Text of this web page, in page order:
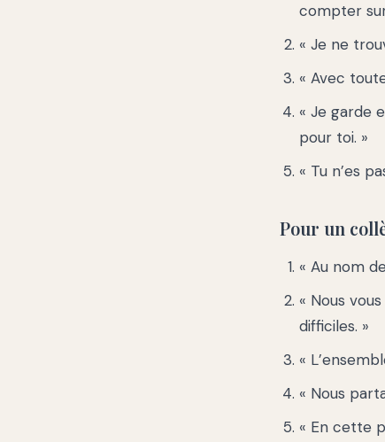
compter
« Je ne
« Avec
« Je garde
pour toi. »
« Tu n’es
Pour un
« Au nom
« Nous
difficiles. »
«
« Nous
« En cette